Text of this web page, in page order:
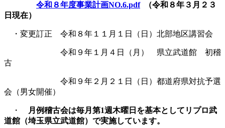
令和８年度事業計画NO.6.pdf（令和８年３月２３
日現在）
・変更訂正 令和８年１１月１日（日）北部地区講習会
令和９年１月４日（月） 県立武道館 初稽
古
令和９年２月２１日（日）都道府県対抗予選
会（男女開催）
・
月例稽古会は毎月第1週木曜日を基本としてリプロ武
道館（埼玉県立武道館）で実施しています。